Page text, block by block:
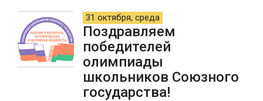
31 октября, среда
Поздравляем
победителей
олимпиады
школьников Союзного
государства!